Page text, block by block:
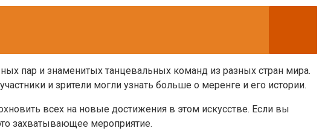
пар и знаменитых танцевальных команд из разных стран мира.
и зрители могли узнать больше о меренге и его истории.
всех на новые достижения в этом искусстве. Если вы
захватывающее мероприятие.